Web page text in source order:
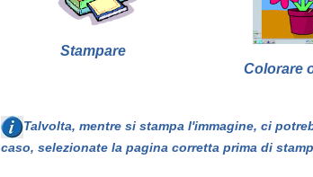
Stampare
Colorare
Talvolta, mentre si stampa l'immagine, ci
caso, selezionate la pagina corretta prima di